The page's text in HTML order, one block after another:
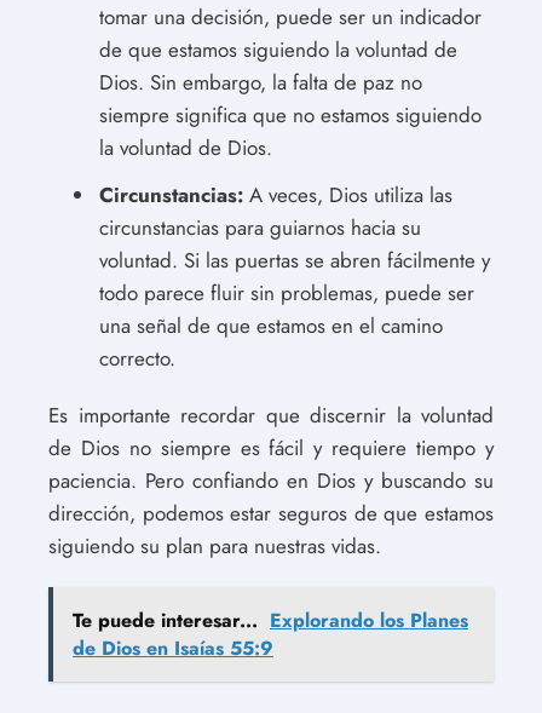
tomar una decisión, puede ser un indicador
de que estamos siguiendo la voluntad de
Dios. Sin embargo, la falta de paz no
siempre significa que no estamos siguiendo
la voluntad de Dios.
Circunstancias: A veces, Dios utiliza las
circunstancias para guiarnos hacia su
voluntad. Si las puertas se abren fácilmente y
todo parece fluir sin problemas, puede ser
una señal de que estamos en el camino
correcto.
Es importante recordar que discernir la voluntad
de Dios no siempre es fácil y requiere tiempo y
paciencia. Pero confiando en Dios y buscando su
dirección, podemos estar seguros de que estamos
siguiendo su plan para nuestras vidas.
Te puede interesar... Explorando los Planes
de Dios en Isaías 55:9